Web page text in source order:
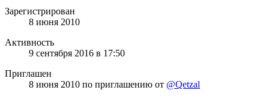
Зарегистрирован
8 июня 2010
Активность
9 сентября 2016 в 17:50
Приглашен
8 июня 2010 по приглашению от @Qetzal